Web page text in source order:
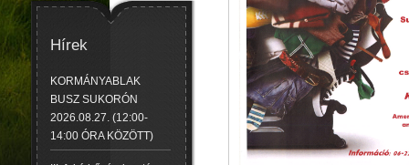
Hírek
KORMÁNYABLAK
BUSZ SUKORÓN
2026.08.27. (12:00-
14:00 ÓRA KÖZÖTT)